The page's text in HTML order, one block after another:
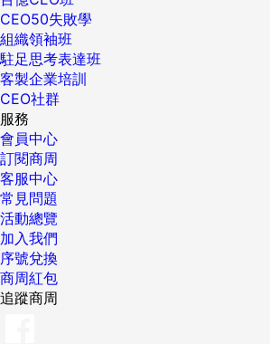
CEO50失敗學
組織領袖班
駐足思考表達班
客製企業培訓
CEO社群
服務
會員中心
訂閱商周
客服中心
常見問題
活動總覽
加入我們
序號兌換
商周紅包
追蹤商周